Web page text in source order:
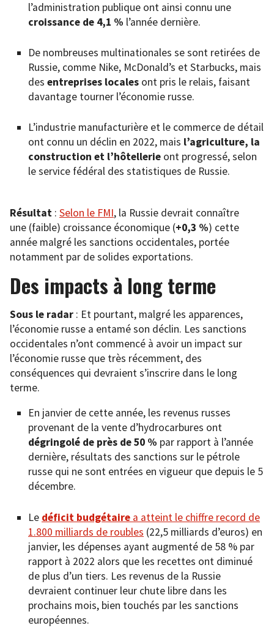
l’administration publique ont ainsi connu une
croissance de 4,1 % l’année dernière.
De nombreuses multinationales se sont retirées de
Russie, comme Nike, McDonald’s et Starbucks, mais
des entreprises locales ont pris le relais, faisant
davantage tourner l’économie russe.
L’industrie manufacturière et le commerce de détail
ont connu un déclin en 2022, mais l’agriculture, la
construction et l’hôtellerie ont progressé, selon
le service fédéral des statistiques de Russie.
Résultat : Selon le FMI, la Russie devrait connaître
une (faible) croissance économique (+0,3 %) cette
année malgré les sanctions occidentales, portée
notamment par de solides exportations.
Des impacts à long terme
Sous le radar : Et pourtant, malgré les apparences,
l’économie russe a entamé son déclin. Les sanctions
occidentales n’ont commencé à avoir un impact sur
l’économie russe que très récemment, des
conséquences qui devraient s’inscrire dans le long
terme.
En janvier de cette année, les revenus russes
provenant de la vente d’hydrocarbures ont
dégringolé de près de 50 % par rapport à l’année
dernière, résultats des sanctions sur le pétrole
russe qui ne sont entrées en vigueur que depuis le 5
décembre.
Le déficit budgétaire a atteint le chiffre record de
1.800 milliards de roubles (22,5 milliards d’euros) en
janvier, les dépenses ayant augmenté de 58 % par
rapport à 2022 alors que les recettes ont diminué
de plus d’un tiers. Les revenus de la Russie
devraient continuer leur chute libre dans les
prochains mois, bien touchés par les sanctions
européennes.